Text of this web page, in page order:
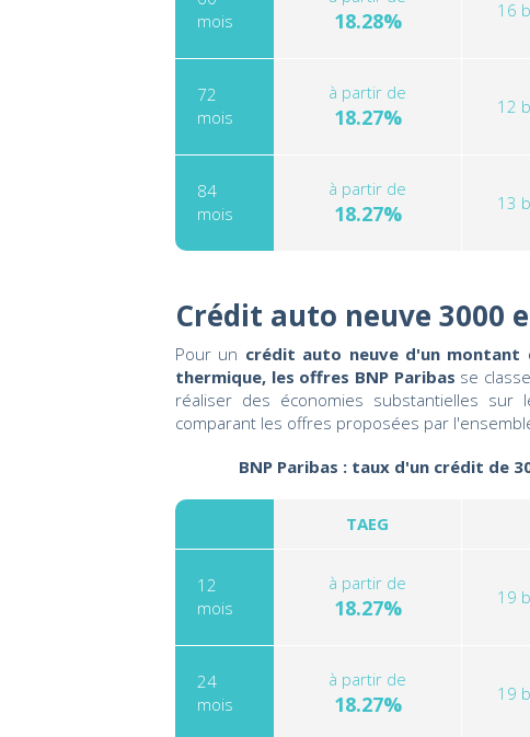
mois
18.28%
16
72
mois
à partir de
18.27%
12
84
mois
à partir de
18.27%
13
Crédit auto neuve 3000
Pour un crédit auto neuve d'un montant
thermique, les offres BNP Paribas se
réaliser des économies substantielles
comparant les offres proposées par
BNP Paribas : taux d'un crédit de
TAEG
12
mois
à partir de
18.27%
19
24
mois
à partir de
18.27%
19